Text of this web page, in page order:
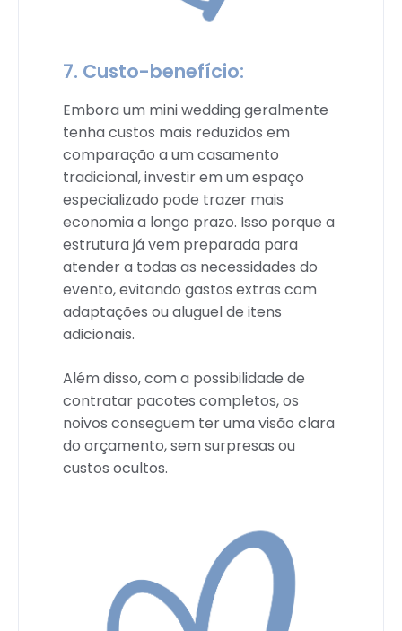
7. Custo-benefício:
Embora um mini wedding geralmente
tenha custos mais reduzidos em
comparação a um casamento
tradicional, investir em um espaço
especializado pode trazer mais
economia a longo prazo. Isso porque a
estrutura já vem preparada para
atender a todas as necessidades do
evento, evitando gastos extras com
adaptações ou aluguel de itens
adicionais.
Além disso, com a possibilidade de
contratar pacotes completos, os
noivos conseguem ter uma visão clara
do orçamento, sem surpresas ou
custos ocultos.